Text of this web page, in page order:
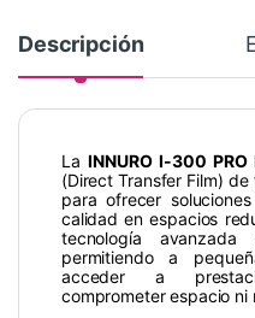
Descripción
LaINNURO I-300 PRO
(Direct Transfer Film)
para ofrecer
calidad en espacios
tecnología
permitiendo a
acceder a
comprometer espacio ni